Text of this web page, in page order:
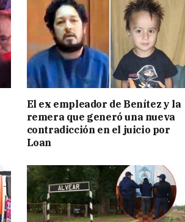
El ex empleador de Benítez y la
remera que generó una nueva
contradicción en el juicio por
Loan